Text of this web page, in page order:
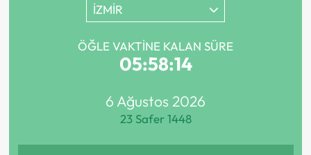
İZMİR
ÖĞLE VAKTINE KALAN SÜRE
05:58:14
6 Ağustos 2026
23 Safer 1448